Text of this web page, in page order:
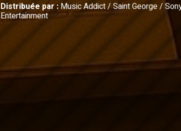
Distribuée par : Music Addict / Saint George /
Entertainment